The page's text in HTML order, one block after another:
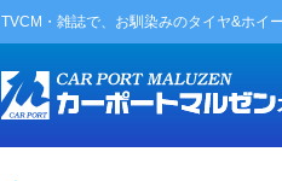
TVCM・雑誌で、お馴染みのタイヤ&ホイ